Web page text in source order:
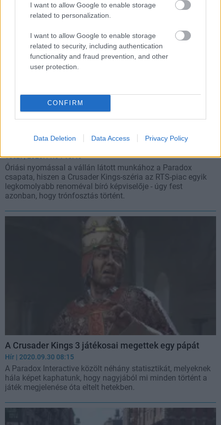
I want to allow Google to enable storage
related to personalization.
I want to allow Google to enable storage
related to security, including authentication
functionality and fraud prevention, and other
user protection.
CONFIRM
Data Deletion Data Access Privacy Policy
Crusader Kings III teszt - méltó örökös született
Teszt| 2020.11.04 18:40
Óriási nyomással a vállán látott munkához a Paradox
csapata, hiszen a Crusader Kings-széria az RTS-piac egyik
legkomolyabb renoméval bíró képviselője - úgy fest
azonban, hogy trónfosztás történt.
A Crusader Kings 3 játékosai megettek egy pápát
Hír | 2020.09.30 08:15
A Paradox Interactive közölt néhány statisztikát, melyeknek
hála képet kaphatunk, hogy nagyjából mi minden történt a
játék megjelenése óta eltelt hetekben.